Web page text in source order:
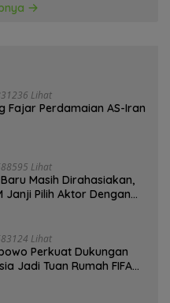
Lihat
Fajar Perdamaian AS-Iran
Lihat
Masih Dirahasiakan,
Janji Pilih Aktor Dengan
Lihat
Perkuat Dukungan
Jadi Tuan Rumah FIFA